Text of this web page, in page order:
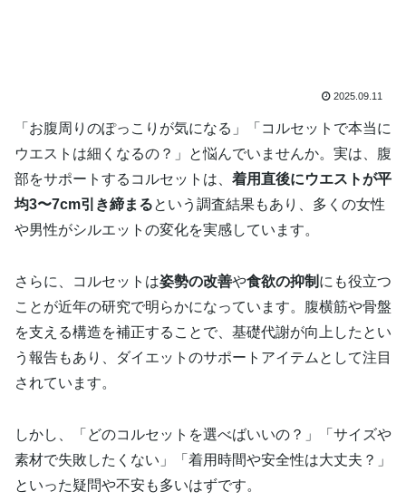
2025.09.11
「お腹周りのぽっこりが気になる」「コルセットで本当に
ウエストは細くなるの？」と悩んでいませんか。実は、腹
部をサポートするコルセットは、 着用直後にウエストが平
均3〜7cm引き締まるという調査結果もあり、多くの女性
や男性がシルエットの変化を実感しています。
さらに、コルセットは姿勢の改善や食欲の抑制 にも役立つ
ことが近年の研究で明らかになっています。腹横筋や骨盤
を支える構造を補正することで、基礎代謝が向上したとい
う報告もあり、ダイエットのサポートアイテムとして注目
されています。
しかし、「どのコルセットを選べばいいの？」「サイズや
素材で失敗したくない」「着用時間や安全性は大丈夫？」
といった疑問や不安も多いはずです。